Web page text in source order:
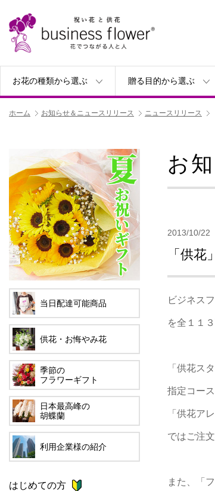
お花の種類から選ぶ 贈る目的から選ぶ
ホーム お知らせ＆ニュースリリース ニュースリリース
お
2013/10/22
「供
ビジネス
を全１１
「供花ス
指定コー
「供花ア
ではご注
また、「
当日配達可能商品
供花・お悔やみ花
季節の
フラワーギフト
日本最高峰の
胡蝶蘭
利用企業様の紹介
はじめての方